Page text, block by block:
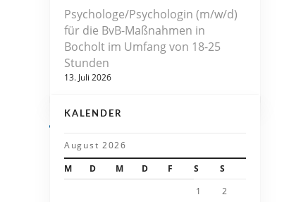
Psychologe/Psychologin (m/w/d)
für die BvB-Maßnahmen in
Bocholt im Umfang von 18-25
Stunden
13. Juli 2026
KALENDER
August 2026
M
D M D F S
S
1
2